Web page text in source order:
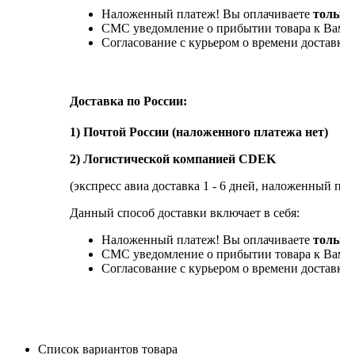
Наложенный платеж! Вы оплачиваете
СМС уведомление о прибытии товара к
Согласование с курьером о времени
Доставка по России:
1) Почтой России (наложенного платежа нет)
2) Логистической компанией CDEK
(экспресс авиа доставка 1 - 6 дней, наложенный
Данный способ доставки включает в себя:
Наложенный платеж! Вы оплачиваете
СМС уведомление о прибытии товара к
Согласование с курьером о времени
Список вариантов товара